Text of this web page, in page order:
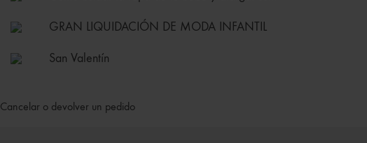
GRAN LIQUIDACIÓN DE MODA INFANTIL
San Valentín
Cancelar o devolver un pedido